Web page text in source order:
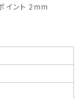
イント 2mm